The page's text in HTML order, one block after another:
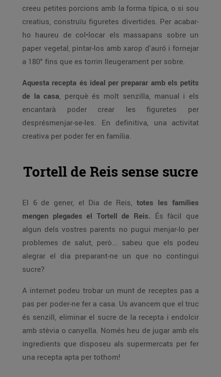
creeu petites porcions amb la forma típica, o si sou
creatius, construïu figuretes divertides. Per acabar-
ho haureu de col•locar els massapans sobre un
paper vegetal, pintar-los amb xarop d'auró i fornejar
a 180° fins que es torrin lleugerament per sobre.
Aquesta recepta és ideal per preparar amb els petits
de la casa, perquè és molt senzilla, manual i els
encantarà poder crear les figuretes per
desprésmenjar-se-les. En definitiva, una activitat
creativa per poder fer en família.
Tortell de Reis sense sucre
El 6 de gener, el Dia de Reis, totes les famílies
mengen plegades el Tortell de Reis. És fàcil que
algun dels vostres parents no pugui menjar-lo per
problemes de salut, però... sabeu que els podeu
alegrar el dia preparant-ne un que no contingui
sucre?
A internet podeu trobar un munt de receptes pas a
pas per poder-ne fer a casa. Us avancem que el truc
és senzill, eliminar el sucre de la recepta i endolcir
amb stèvia o canyella. Només heu de jugar amb els
ingredients que disposeu als supermercats per fer
una recepta apta per tothom!